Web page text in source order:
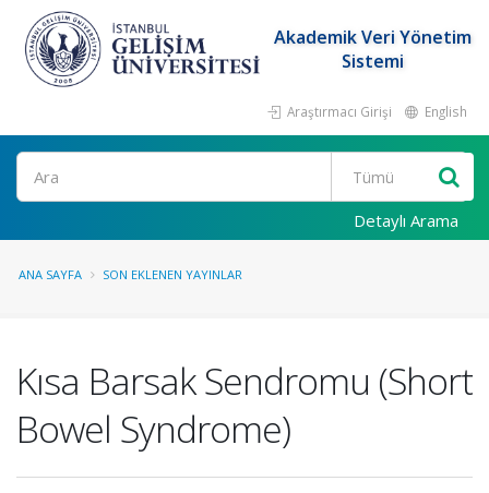
Akademik Veri Yönetim
Sistemi
Araştırmacı Girişi English
Ara
Detaylı Arama
ANA SAYFA SON EKLENEN YAYINLAR
Kısa Barsak Sendromu (Short
Bowel Syndrome)